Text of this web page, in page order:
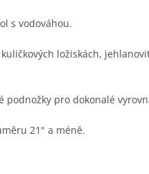
s vodováhou.
ložiskách,
podnožky pro dokonalé
21" a méně.